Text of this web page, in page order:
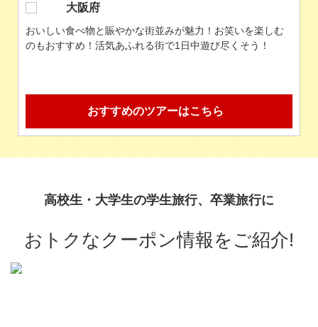
香川県
うどん屋巡りに加え、エンジェルロードや不動の滝を訪れ
るのもおすすめ！瀬戸大橋タワーからは瀬戸内海が一望で
おすすめのツアーはこちら
高校生・大学生の学生旅行、卒業旅行に
おトクなクーポン情報をご紹介!